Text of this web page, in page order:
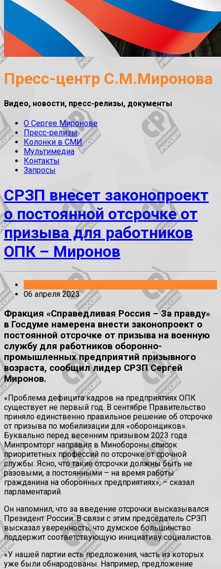
Пресс-центр С.М.Миронова
Видео, новости, пресс-релизы, документы
О Сергее Миронове
Пресс-релизы
Колонки в СМИ
Мультимедиа
Контакты
Запросы
СРЗП внесет законопроект
о постоянной отсрочке от
призыва для работников
ОПК – Миронов
06 апреля 2023
Фракция «Справедливая Россия – За правду»
в Госдуме намерена внести законопроект о
постоянной отсрочке от призыва на военную
службу для работников оборонно-
промышленных предприятий призывного
возраста, сообщил лидер СРЗП Сергей
Миронов.
«Проблема дефицита кадров на предприятиях ОПК
существует не первый год. В сентябре Правительство
приняло единственно правильное решение об отсрочке
от призыва по мобилизации для «оборонщиков».
Буквально перед весенним призывом 2023 года
Минпромторг направил в Минобороны список
приоритетных профессий по отсрочке от срочной
службы. Ясно, что такие отсрочки должны быть не
разовыми, а постоянными – на время работы
гражданина на оборонных предприятиях», – сказал
парламентарий.
Он напомнил, что за введение отсрочки высказывался
Президент России. В связи с этим председатель СРЗП
высказал уверенность, что думское большинство
поддержит соответствующую инициативу социалистов.
«У нашей партии есть предложения, часть из которых
уже были обнародованы. Например, предложение